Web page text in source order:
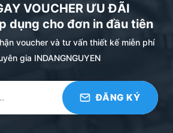
VOUCHER ƯU ĐÃI
dụng cho đơn in đầu tiên
voucher và tư vấn thiết kế miễn phí
gia INDANGNGUYEN